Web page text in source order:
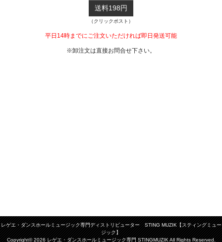
送料198円
（クリックポスト）
平日14時までにご注文いただければ即日発送可能
※卸注文は直接お問合せ下さい。
レゲエ・ダンスホールミュージック専門ディストリビューター STING MUZIK【スティングミュー
ジック】
Copyright© 2026 レゲエ・ダンスホールミュージック専門 STINGMUZIK All Rights Reserved.